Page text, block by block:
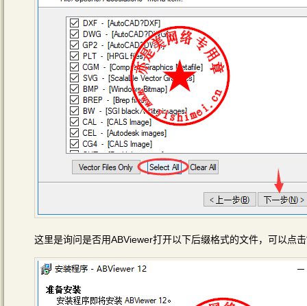
这里是询问是否用ABViewer打开以下后缀格式的文件，可以点击